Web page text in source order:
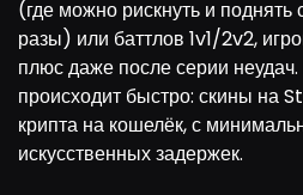
(где можно рискнуть и поднять
разы) или баттлов 1v1/2v2,
плюс даже после серии
происходит быстро: скины на
крипта на кошелёк, с
искусственных задержек.